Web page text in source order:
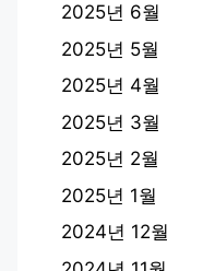
2025년 6월
2025년 5월
2025년 4월
2025년 3월
2025년 2월
2025년 1월
2024년 12월